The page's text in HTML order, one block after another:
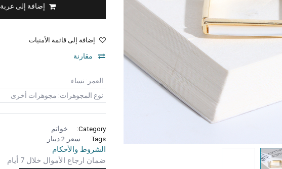
إضافة إلى
إضافة إلى قائمة الأمنيات
مقارنة
العمر : نساء
نوع المجوهرات: مجوهرات أخرى
Category:
خواتم
Tags:
سعر 2 دينار
الشروط والأحكام
ضمان ارجاع الأموال خلال 7 أيام